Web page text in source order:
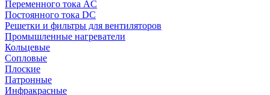
Переменного тока AC
Постоянного тока DC
Решетки и фильтры для вентиляторов
Промышленные нагреватели
Кольцевые
Сопловые
Плоские
Патронные
Инфракрасные